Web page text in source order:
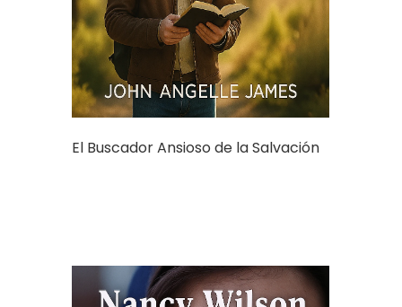
El Buscador Ansioso de la Salvación